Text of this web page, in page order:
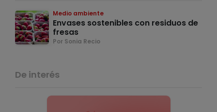
Medio ambiente
Envases sostenibles con residuos de
fresas
Por Sonia Recio
De interés